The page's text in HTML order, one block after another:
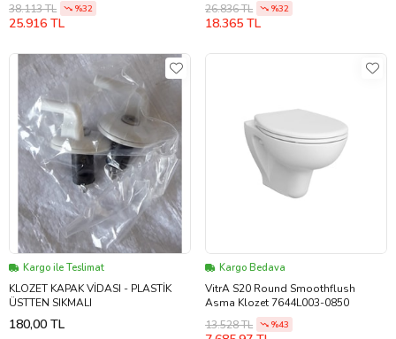
38.113 TL
%32
25.916 TL
26.836 TL
%32
18.365 TL
Kargo ile Teslimat
KLOZET KAPAK VİDASI - PLASTİK
ÜSTTEN SIKMALI
180,00 TL
Kargo Bedava
VitrA S20 Round Smoothflush
Asma Klozet 7644L003-0850
13.528 TL
%43